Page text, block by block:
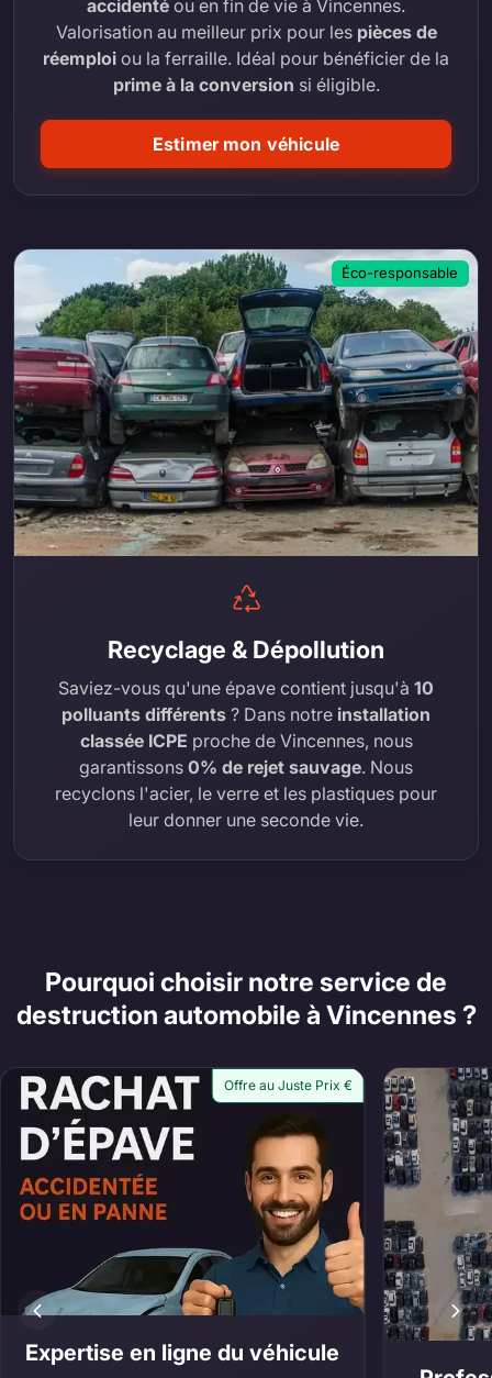
accidenté ou en fin de vie à Vincennes.
Valorisation au meilleur prix pour les pièces de
réemploi ou la ferraille. Idéal pour bénéficier de la
prime à la conversion si éligible.
Estimer mon véhicule
Éco-responsable
Recyclage & Dépollution
Saviez-vous qu'une épave contient jusqu'à 10
polluants différents ? Dans notre installation
classée ICPE proche de Vincennes, nous
garantissons 0% de rejet sauvage. Nous
recyclons l'acier, le verre et les plastiques pour
leur donner une seconde vie.
Pourquoi choisir notre service de
destruction automobile à Vincennes ?
Offre au Juste Prix €
Expertise en ligne du véhicule